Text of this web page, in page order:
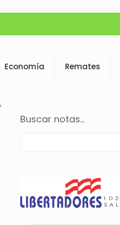
Economía Remates
Buscar notas...